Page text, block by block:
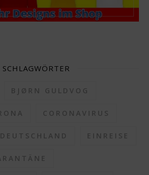
SCHLAGWÖRTER
BJØRN GULDVOG
CORONAVIRUS
DEUTSCHLAND EINREISE